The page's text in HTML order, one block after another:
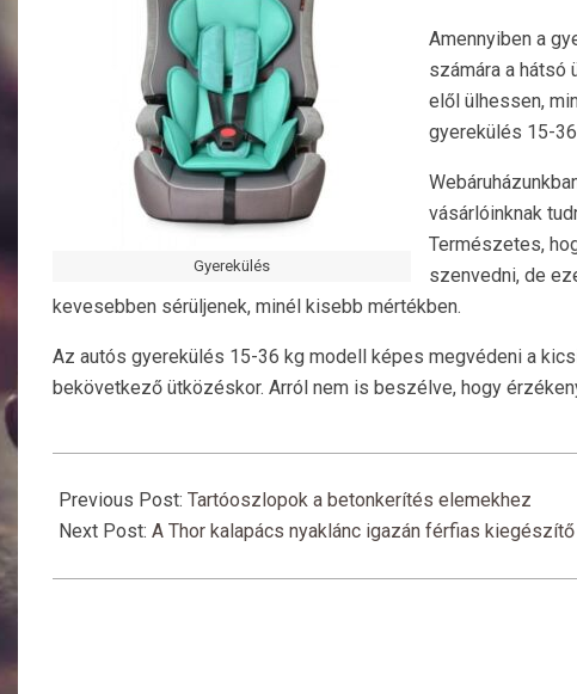
Gyerekülés
Amennyiben a
számára a hátsó
elől ülhessen,
gyerekülés 15-
vásárlóinknak
Természetes,
szenvedni, de
kevesebben sérüljenek, minél kisebb mértékben.
Az autós gyerekülés 15-36 kg modell képes megvédeni a
bekövetkező ütközéskor. Arról nem is beszélve, hogy
06-
27
Previous Post: Tartóoszlopok a betonkerítés elemekhez
Next Post: A Thor kalapács nyaklánc igazán férfias kiegészítő